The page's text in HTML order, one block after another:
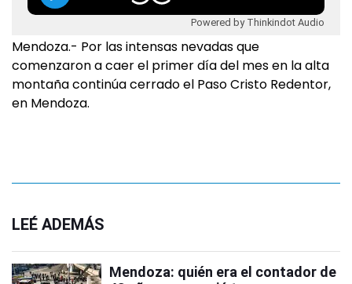
Powered by Thinkindot Audio
Mendoza.- Por las intensas nevadas que
comenzaron a caer el primer día del mes en la alta
montaña continúa cerrado el Paso Cristo Redentor,
en Mendoza.
LEÉ ADEMÁS
Mendoza: quién era el contador de